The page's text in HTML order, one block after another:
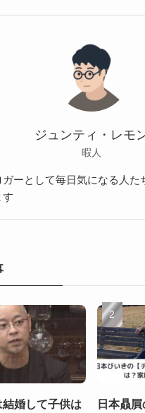
ジュンティ・レモ
暇人
ーとして毎日気になる人た
す
婚して子供は
日本贔